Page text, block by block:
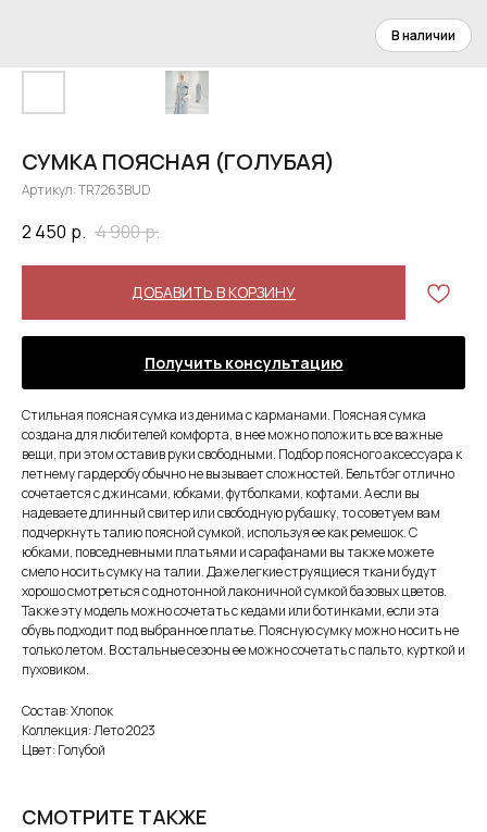
СУМКА ПОЯСНАЯ (ГОЛУБАЯ)
Артикул:TR7263BUD
2 450 р. 4 900р.
ДОБАВИТЬ В КОРЗИНУ
Получить консультацию
Стильная поясная сумка из денима с карманами. Поясная сумка
создана для любителей комфорта, в нее можно положить все важные
вещи, при этом оставив руки свободными. Подбор поясного аксессуара к
летнему гардеробу обычно не вызывает сложностей. Бельтбэг отлично
сочетается с джинсами, юбками, футболками, кофтами. А если вы
надеваете длинный свитер или свободную рубашку, то советуем вам
подчеркнуть талию поясной сумкой, используя ее как ремешок. С
юбками, повседневными платьями и сарафанами вы также можете
смело носить сумку на талии. Даже легкие струящиеся ткани будут
хорошо смотреться с однотонной лаконичной сумкой базовых цветов.
Также эту модель можно сочетать с кедами или ботинками, если эта
обувь подходит под выбранное платье. Поясную сумку можно носить не
только летом. В остальные сезоны ее можно сочетать с пальто, курткой и
пуховиком.
Состав: Хлопок
Коллекция: Лето 2023
Цвет: Голубой
СМОТРИТЕ ТАКЖЕ